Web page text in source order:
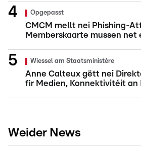
Opgepasst
CMCM mellt nei Phishing-
Memberskaarte mussen net
Wiessel am Staatsministère
Anne Calteux gëtt nei
fir Medien, Konnektivitéit
Weider News